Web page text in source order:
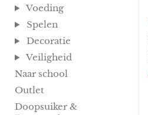
Voeding
Spelen
Decoratie
Veiligheid
Naar school
Outlet
Doopsuiker &